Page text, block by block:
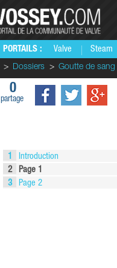
PORTAILS : Valve Steam
Dossiers Goutte de sang
0
partage
1
Introduction
2
Page 1
3
Page 2